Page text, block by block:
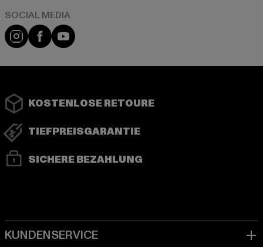
Instagram
FacebookYouTube
KOSTENLOSE RETOURE
TIEFPREISGARANTIE
SICHERE BEZAHLUNG